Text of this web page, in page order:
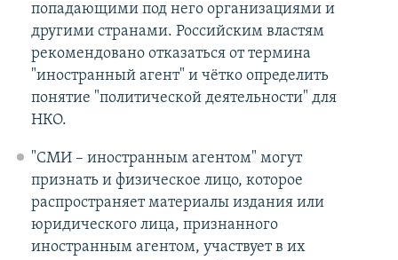
попадающими под него организациями и
другими странами. Российским властям
рекомендовано отказаться от термина
"иностранный агент" и чётко определить
понятие "политической деятельности" для
НКО.
"СМИ – иностранным агентом" могут
признать и физическое лицо, которое
распространяет материалы издания или
юридического лица, признанного
иностранным агентом, участвует в их